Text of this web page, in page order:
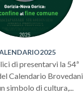
di presentarvi la 54ª
Calendario Brovedani
simbolo di cultura,...